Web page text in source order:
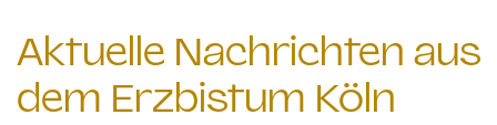
Aktuelle Nachrichten aus
dem Erzbistum Köln